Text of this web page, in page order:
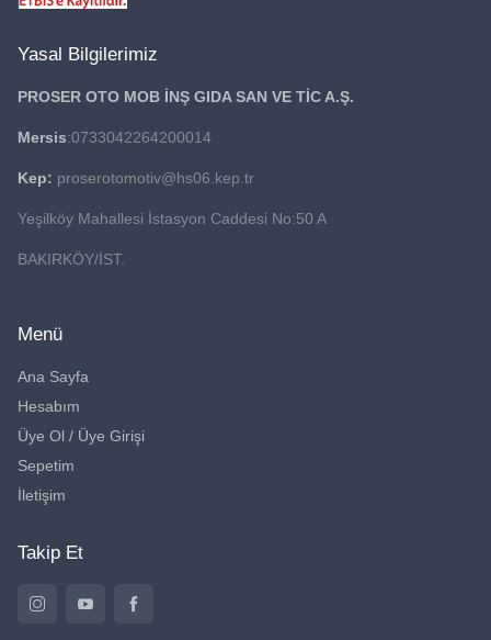
Yasal Bilgilerimiz
PROSER OTO MOB İNŞ GIDASAN VE TİC A.Ş.
Mersis:0733042264200014
Kep: proserotomotiv@hs06.kep.tr
Yeşilköy Mahallesi İstasyon Caddesi No:50 A
BAKIRKÖY/İST.
Menü
Ana Sayfa
Hesabım
Üye Ol / Üye Girişi
Sepetim
İletişim
Takip Et